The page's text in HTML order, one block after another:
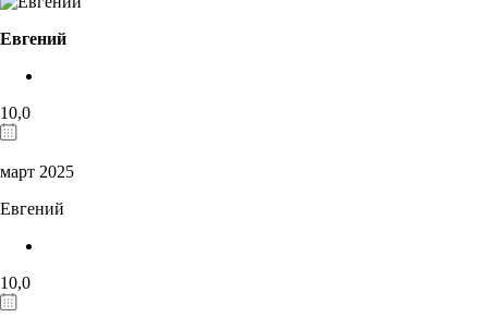
Евгений
10,0
март 2025
Евгений
10,0